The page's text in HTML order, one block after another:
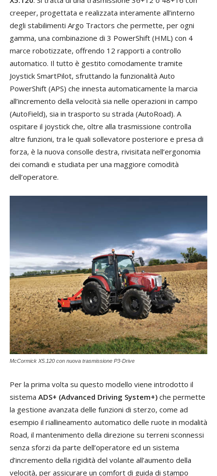
creeper, progettata e realizzata interamente all’interno
degli stabilimenti Argo Tractors che permette, per ogni
gamma, una combinazione di 3 PowerShift (HML) con 4
marce robotizzate, offrendo 12 rapporti a controllo
automatico. Il tutto è gestito comodamente tramite
Joystick SmartPilot, sfruttando la funzionalità Auto
PowerShift (APS) che innesta automaticamente la marcia
all’incremento della velocità sia nelle operazioni in campo
(AutoField), sia in trasporto su strada (AutoRoad). A
ospitare il joystick che, oltre alla trasmissione controlla
altre funzioni, tra le quali sollevatore posteriore e presa di
forza, è la nuova consolle destra, rivisitata nell’ergonomia
dei comandi e studiata per una maggiore comodità
dell’operatore.
McCormick X5.120 con nuova trasmissione P3-Drive
Per la prima volta su questo modello viene introdotto il
sistema ADS+ (Advanced Driving System+) che permette
la gestione avanzata delle funzioni di sterzo, come ad
esempio il riallineamento automatico delle ruote in modalità
Road, il mantenimento della direzione su terreni sconnessi
senza sforzi da parte dell’operatore ed un sistema
d’incremento della rigidità del volante all’aumento della
velocità, per assicurare un comfort di guida di stampo